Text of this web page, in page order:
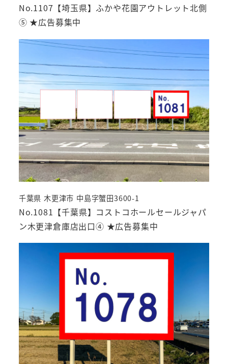
No.1107【埼玉県】ふかや花園アウトレット北側
⑤ ★広告募集中
No.1081【千葉県】コストコホールセールジャパ
ン木更津倉庫店出口④ ★広告募集中
千葉県 木更津市 中島字蟹田3600-1